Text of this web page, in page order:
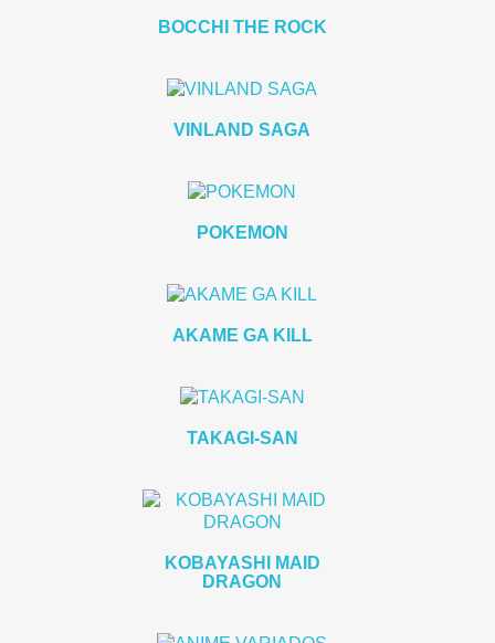
BOCCHI THE ROCK
VINLAND SAGA
POKEMON
AKAME GA KILL
TAKAGI-SAN
KOBAYASHI MAID
DRAGON